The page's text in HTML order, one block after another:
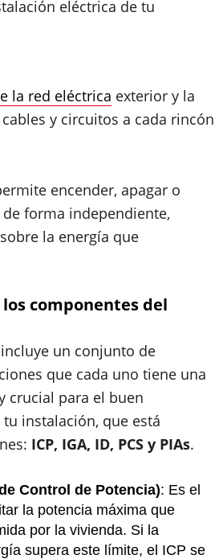
eléctrica de tu
la red eléctrica exterior y la
y circuitos a cada rincón
encender, apagar o
forma independiente,
la energía que
componentes del
un conjunto de
que cada uno tiene una
crucial para el buen
instalación, que está
ICP, IGA, ID, PCS y PIAs.
Control de Potencia): Es el
la potencia máxima que
por la vivienda. Si la
supera este límite, el ICP se